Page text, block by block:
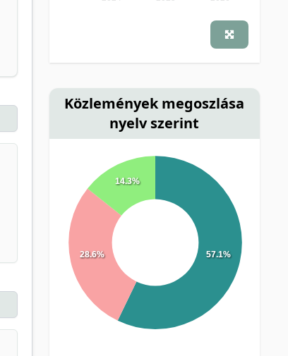
Közlemények megoszlása
nyelv szerint
57.1%
28.6%
14.3%